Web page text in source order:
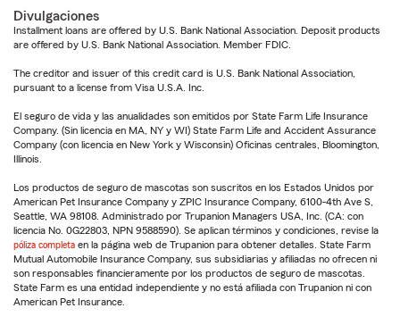
Divulgaciones
Installment loans are offered by U.S. Bank National Association. Deposit products
are offered by U.S. Bank National Association. Member FDIC.
The creditor and issuer of this credit card is U.S. Bank National Association,
pursuant to a license from Visa U.S.A. Inc.
El seguro de vida y las anualidades son emitidos por State Farm Life Insurance
Company. (Sin licencia en MA, NY y WI) State Farm Life and Accident Assurance
Company (con licencia en New York y Wisconsin) Oficinas centrales, Bloomington,
Illinois.
Los productos de seguro de mascotas son suscritos en los Estados Unidos por
American Pet Insurance Company y ZPIC Insurance Company, 6100-4th Ave S,
Seattle, WA 98108. Administrado por Trupanion Managers USA, Inc. (CA: con
licencia No. 0G22803, NPN 9588590). Se aplican términos y condiciones, revise la
póliza completa en la página web de Trupanion para obtener detalles. State Farm
Mutual Automobile Insurance Company, sus subsidiarias y afiliadas no ofrecen ni
son responsables financieramente por los productos de seguro de mascotas.
State Farm es una entidad independiente y no está afiliada con Trupanion ni con
American Pet Insurance.